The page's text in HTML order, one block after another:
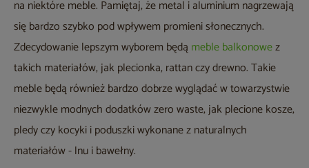
na niektóre meble. Pamiętaj, że metal i aluminium nagrzewają
się bardzo szybko pod wpływem promieni słonecznych.
Zdecydowanie lepszym wyborem będąmeble balkonowez
takich materiałów, jak plecionka, rattan czy drewno. Takie
meble będą również bardzo dobrze wyglądać w towarzystwie
niezwykle modnych dodatków zero waste, jak plecione kosze,
pledy czy kocyki i poduszki wykonane z naturalnych
materiałów - lnu i bawełny.